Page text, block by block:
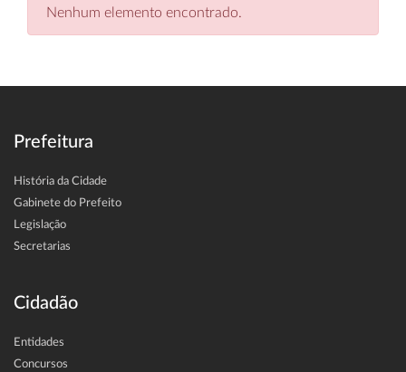
Nenhum elemento encontrado.
Prefeitura
História da Cidade
Gabinete do Prefeito
Legislação
Secretarias
Cidadão
Entidades
Concursos